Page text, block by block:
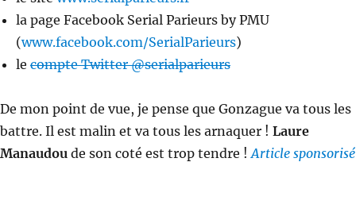
la page Facebook Serial Parieurs by PMU
(www.facebook.com/SerialParieurs)
le compte Twitter @serialparieurs
De mon point de vue, je pense que Gonzague va tous les
battre. Il est malin et va tous les arnaquer ! Laure
Manaudou de son coté est trop tendre !Article sponsorisé